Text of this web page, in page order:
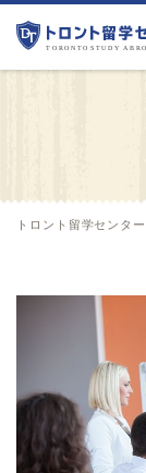
トロント留学センター